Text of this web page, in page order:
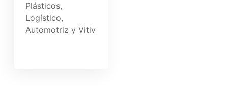
Plásticos,
Logístico,
Automotriz y Vitiv